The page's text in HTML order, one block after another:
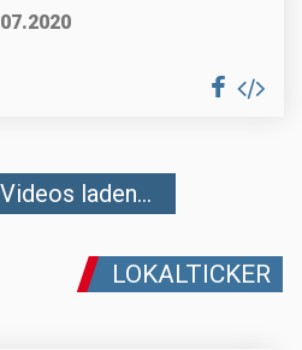
laden...
LOKALTICKER